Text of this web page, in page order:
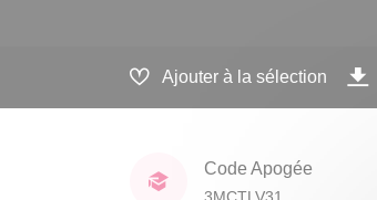
Ajouter à la sélection
Code Apogée
3MCTLV31